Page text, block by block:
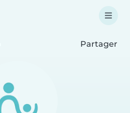
Partager